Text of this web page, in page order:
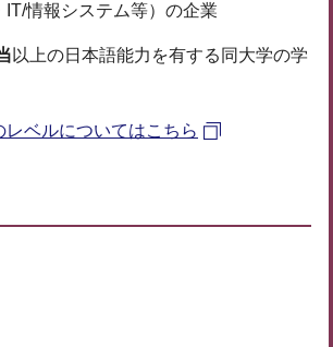
情報システム等）の企業
以上の日本語能力を有する同大学の学
レベルについてはこちら